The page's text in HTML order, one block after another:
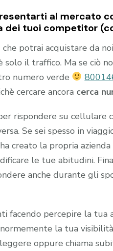
al mercato
dei tuoi competitor
che potrai acquistare da
solo il traffico. Ma se ciò
numero verde
cercare ancora cerca
rispondere su cellulare
Se sei spesso in
creato la propria
le tue abitudini.
anche durante gli
facendo percepire la tua
la tua
oppure chiama